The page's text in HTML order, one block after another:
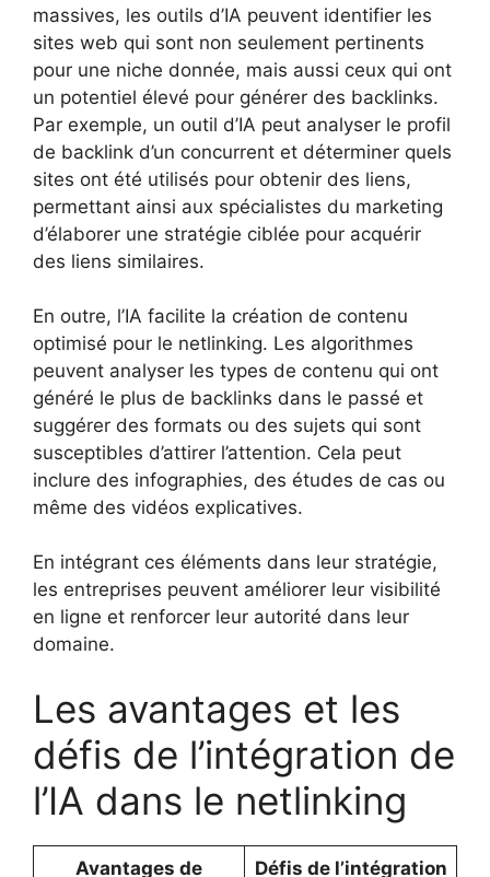
massives, les outils d’IA peuvent identifier les
sites web qui sont non seulement pertinents
pour une niche donnée, mais aussi ceux qui ont
un potentiel élevé pour générer des backlinks.
Par exemple, un outil d’IA peut analyser le profil
de backlink d’un concurrent et déterminer quels
sites ont été utilisés pour obtenir des liens,
permettant ainsi aux spécialistes du marketing
d’élaborer une stratégie ciblée pour acquérir
des liens similaires.
En outre, l’IA facilite la création de contenu
optimisé pour le netlinking. Les algorithmes
peuvent analyser les types de contenu qui ont
généré le plus de backlinks dans le passé et
suggérer des formats ou des sujets qui sont
susceptibles d’attirer l’attention. Cela peut
inclure des infographies, des études de cas ou
même des vidéos explicatives.
En intégrant ces éléments dans leur stratégie,
les entreprises peuvent améliorer leur visibilité
en ligne et renforcer leur autorité dans leur
domaine.
Les avantages et les
défis de l’intégration de
l’IA dans le netlinking
Avantages de Défis de l’intégration